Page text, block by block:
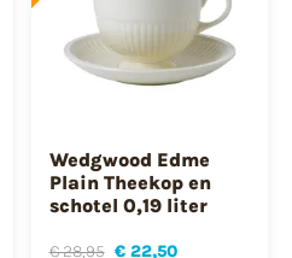
Wedgwood Edme
Plain Theekop en
schotel 0,19 liter
€ 28,95 € 22,50